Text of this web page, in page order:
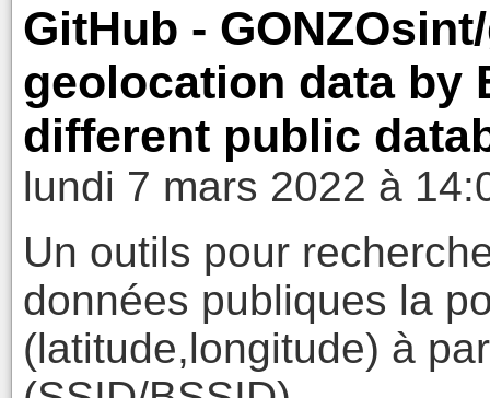
GitHub -
geolocation data by
different public
lundi 7 mars 2022 à
Un outils pour
données publiques la
(latitude,longitude) à